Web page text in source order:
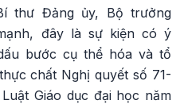
thư Đảng ủy, Bộ trưởng
đây là sự kiện có ý
bước cụ thể hóa và tổ
chất Nghị quyết số 71-
Giáo dục đại học năm